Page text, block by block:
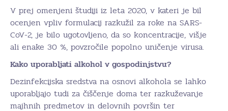
V prej omenjeni študiji iz leta 2020, v kateri je bil
ocenjen vpliv formulacij razkužil za roke na SARS-
CoV-2, je bilo ugotovljeno, da so koncentracije, višje
ali enake 30 %, povzročile popolno uničenje virusa.
Kako uporabljati alkohol v gospodinjstvu?
Dezinfekcijska sredstva na osnovi alkohola se lahko
uporabljajo tudi za čiščenje doma ter razkuževanje
majhnih predmetov in delovnih površin ter